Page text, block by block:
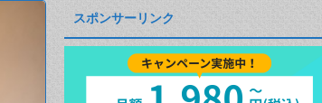
スポンサーリンク